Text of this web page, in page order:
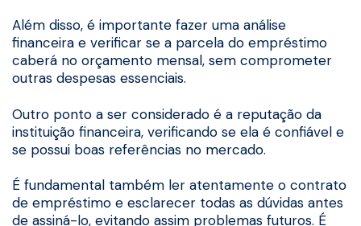
Além disso, é importante fazer uma análise
financeira e verificar se a parcela do empréstimo
caberá no orçamento mensal, sem comprometer
outras despesas essenciais.
Outro ponto a ser considerado é a reputação da
instituição financeira, verificando se ela é confiável e
se possui boas referências no mercado.
É fundamental também ler atentamente o contrato
de empréstimo e esclarecer todas as dúvidas antes
de assiná-lo, evitando assim problemas futuros. É